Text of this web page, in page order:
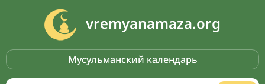
vremyanamaza.org
Мусульманский календарь